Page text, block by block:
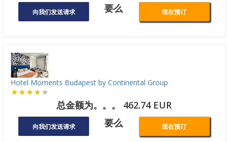
向我们发送请求 要么 现在预订
Hotel Moments Budapest by Continental Group
总金额为。。。 462.74 EUR
向我们发送请求 要么 现在预订